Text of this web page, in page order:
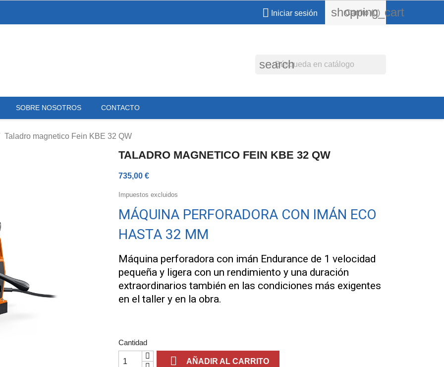
 Iniciar sesión shopping_cart
Carrito (0)
search
SOBRE NOSOTROS CONTACTO
Taladro magnetico Fein KBE 32 QW
TALADRO MAGNETICO FEIN KBE 32 QW
735,00 €
Impuestos excluidos
MÁQUINA PERFORADORA CON IMÁN ECO
HASTA 32 MM
Máquina perforadora con imán Endurance de 1 velocidad
pequeña y ligera con un rendimiento y una duración
extraordinarios también en las condiciones más exigentes
en el taller y en la obra.
Cantidad
 AÑADIR AL CARRITO